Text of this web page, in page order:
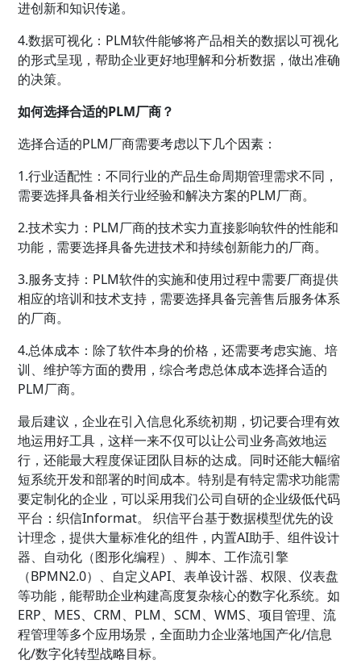
进创新和知识传递。
4.数据可视化：PLM软件能够将产品相关的数据以可视化
的形式呈现，帮助企业更好地理解和分析数据，做出准确
的决策。
如何选择合适的PLM厂商？
选择合适的PLM厂商需要考虑以下几个因素：
1.行业适配性：不同行业的产品生命周期管理需求不同，
需要选择具备相关行业经验和解决方案的PLM厂商。
2.技术实力：PLM厂商的技术实力直接影响软件的性能和
功能，需要选择具备先进技术和持续创新能力的厂商。
3.服务支持：PLM软件的实施和使用过程中需要厂商提供
相应的培训和技术支持，需要选择具备完善售后服务体系
的厂商。
4.总体成本：除了软件本身的价格，还需要考虑实施、培
训、维护等方面的费用，综合考虑总体成本选择合适的
PLM厂商。
最后建议，企业在引入信息化系统初期，切记要合理有效
地运用好工具，这样一来不仅可以让公司业务高效地运
行，还能最大程度保证团队目标的达成。同时还能大幅缩
短系统开发和部署的时间成本。特别是有特定需求功能需
要定制化的企业，可以采用我们公司自研的企业级低代码
平台：织信Informat。 织信平台基于数据模型优先的设
计理念，提供大量标准化的组件，内置AI助手、组件设计
器、自动化（图形化编程）、脚本、工作流引擎
（BPMN2.0）、自定义API、表单设计器、权限、仪表盘
等功能，能帮助企业构建高度复杂核心的数字化系统。如
ERP、MES、CRM、PLM、SCM、WMS、项目管理、流
程管理等多个应用场景，全面助力企业落地国产化/信息
化/数字化转型战略目标。